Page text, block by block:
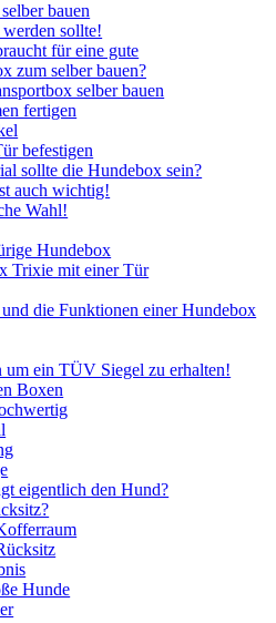
bauen
werden sollte!
für eine gute
zum selber bauen?
selber bauen
fertigen
befestigen
sollte die Hundebox sein?
auch wichtig!
Wahl!
Hundebox
Trixie mit einer Tür
die Funktionen einer Hundebox
um ein TÜV Siegel zu erhalten!
Boxen
eigentlich den Hund?
Hunde